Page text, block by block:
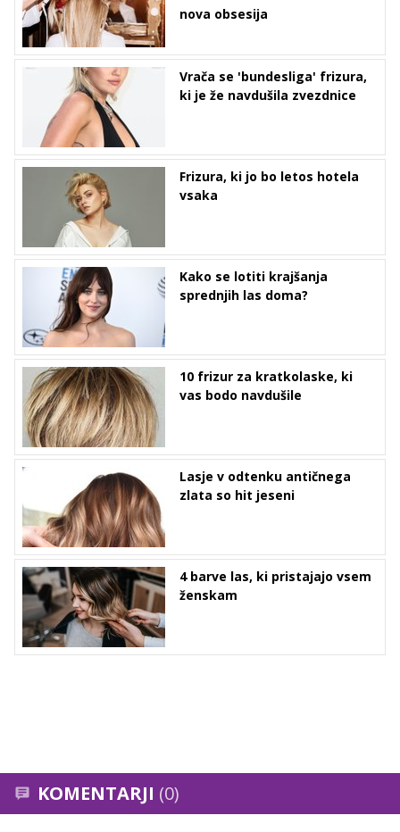
nova obsesija
Vrača se 'bundesliga' frizura,
ki je že navdušila zvezdnice
Frizura, ki jo bo letos hotela
vsaka
Kako se lotiti krajšanja
sprednjih las doma?
10 frizur za kratkolaske, ki
vas bodo navdušile
Lasje v odtenku antičnega
zlata so hit jeseni
4 barve las, ki pristajajo vsem
ženskam
KOMENTARJI (0)